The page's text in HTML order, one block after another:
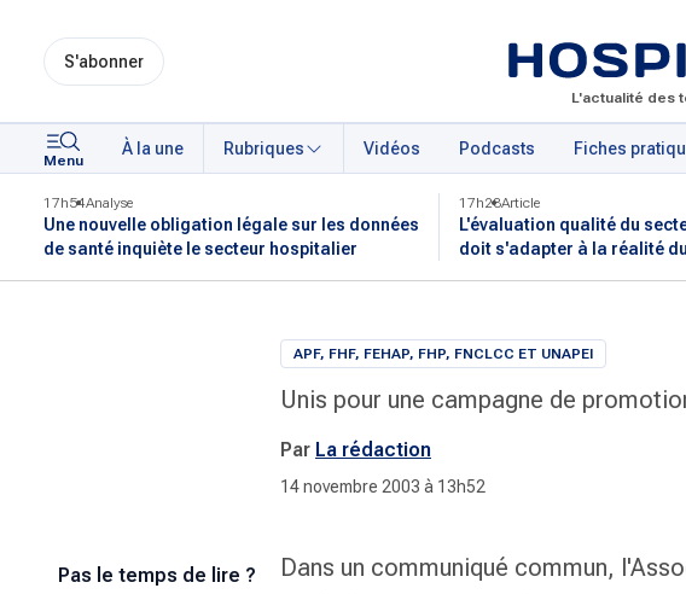
L'actualité des
S'abonner
Menu
À la une Rubriques Vidéos Podcasts Fiches
17h54Analyse
Une nouvelle obligation légale sur les données
de santé inquiète le secteur hospitalier
17h28Article
L'évaluation qualité du
doit s'adapter à la réalité
APF, FHF, FEHAP, FHP, FNCLCC ET UNAPEI
Unis pour une campagne de
Par La rédaction
14 novembre 2003 à 13h52
Dans un communiqué commun,
Pas le temps de lire ?